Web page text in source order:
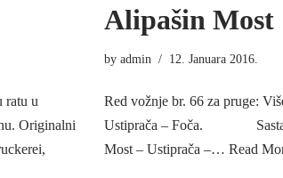
ratu u
Originalni
Alipašin Most
by admin 12. Januara 2016.
Red vožnje br. 66 za pruge:
Ustiprača – Foča. Sastav
Most – Ustiprača –… Read